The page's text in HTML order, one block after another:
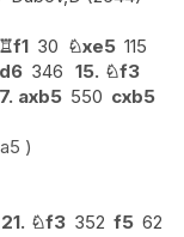
♖f1 30 ♘xe5 115
d6 346 15. ♘f3
axb5 550 cxb5
a5
21. ♘f3 352 f5 62